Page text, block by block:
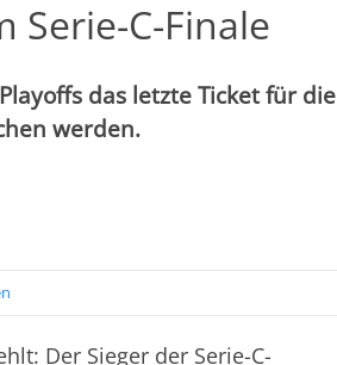
Serie-C-Finale
das letzte Ticket für die
werden.
Der Sieger der Serie-C-